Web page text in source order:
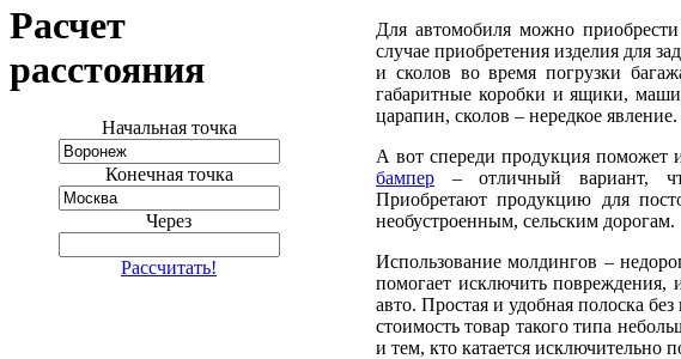
Расчет
расстояния
Начальная точка
Конечная точка
Через
Рассчитать!
Для автомобиля можно
случае приобретения изделия для
и сколов во время погрузки
габаритные коробки и ящики,
царапин, сколов – нередкое
А вот спереди продукция
бампер – отличный вариант,
Приобретают продукцию для
необустроенным, сельским дорогам.
Использование молдингов –
помогает исключить
авто. Простая и удобная полоска
стоимость товар такого типа
и тем, кто катается исключительно